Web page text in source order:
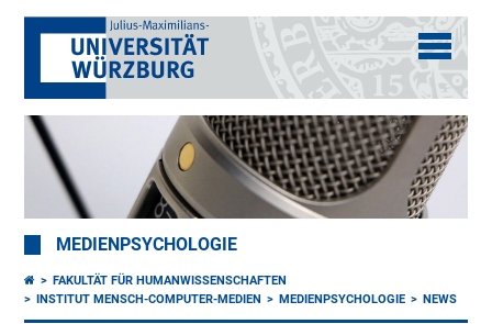
MEDIENPSYCHOLOGIE
FAKULTÄT FÜR HUMANWISSENSCHAFTEN
INSTITUT MENSCH-COMPUTER-MEDIEN
MEDIENPSYCHOLOGIE NEWS